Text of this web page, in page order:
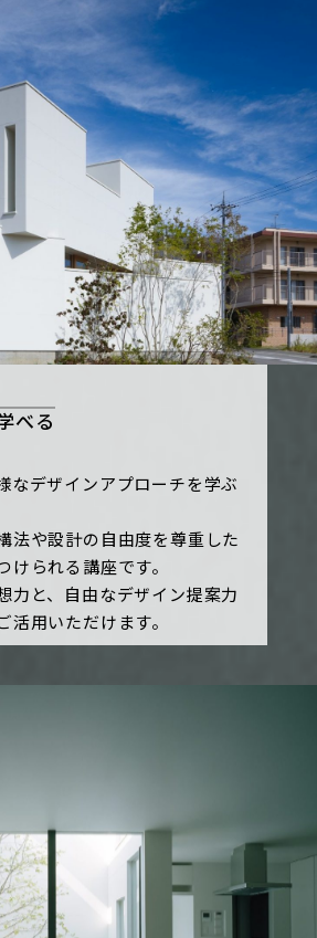
べる
なデザインアプローチを学ぶ
法や設計の自由度を尊重した
られる講座です。
力と、自由なデザイン提案力
用いただけます。